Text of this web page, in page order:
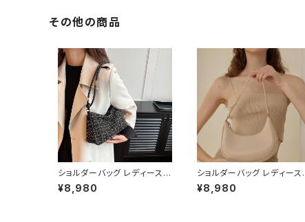
グ 防寒 トレンチ チェスター
お呼ばれ ブラック オフィス オ
バー 大人 カジュアル 10代 2
0代 30代 40代 C-JAW101
8
その他の商品
ショルダーバッグ レディース
ツイードバッグ ミニバッグ ハ
ンドバッグ ワンショルダーバッ
¥8,980
ショルダーバッグ レディース
ハーフムーンバッグ ワンショ
ルダー ミニバッグ 斜めがけバ
¥8,980